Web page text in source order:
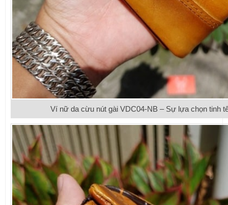
Ví nữ da cừu nút gài VDC04-NB – Sự lựa chọn tinh